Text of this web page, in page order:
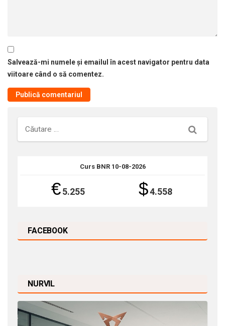
Salvează-mi numele și emailul în acest navigator pentru data
viitoare când o să comentez.
Căutare
Curs BNR 10-08-2026
€5.255 $4.558
FACEBOOK
NURVIL